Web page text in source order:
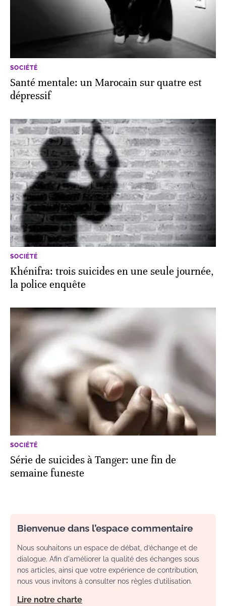
SOCIÉTÉ
Santé mentale: un Marocain sur quatre est
dépressif
SOCIÉTÉ
Khénifra: trois suicides en une seule journée,
la police enquête
SOCIÉTÉ
Série de suicides à Tanger: une fin de
semaine funeste
Bienvenue dans l’espace commentaire
Nous souhaitons un espace de débat, d’échange et de
dialogue. Afin d'améliorer la qualité des échanges sous
nos articles, ainsi que votre expérience de contribution,
nous vous invitons à consulter nos règles d’utilisation.
Lire notre charte